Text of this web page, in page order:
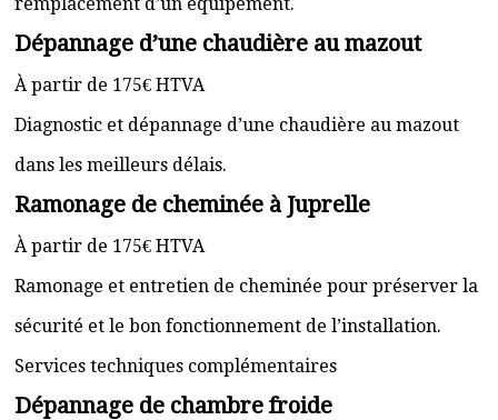
Dépannage d’une chaudière au mazout
À partir de 175€ HTVA
Diagnostic et dépannage d’une chaudière au mazout
dans les meilleurs délais.
Ramonage de cheminée à Juprelle
À partir de 175€ HTVA
Ramonage et entretien de cheminée pour préserver la
sécurité et le bon fonctionnement de l’installation.
Services techniques complémentaires
Dépannage de chambre froide